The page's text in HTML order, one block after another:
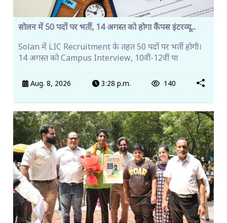
सोलन में 50 पदों पर भर्ती, 14 अगस्त को होगा कैंपस इंटरव्यू...
Solan में LIC Recruitment के तहत 50 पदों पर भर्ती होगी।
14 अगस्त को Campus Interview, 10वीं-12वीं पा
Aug. 8, 2026 3:28 p.m. 140